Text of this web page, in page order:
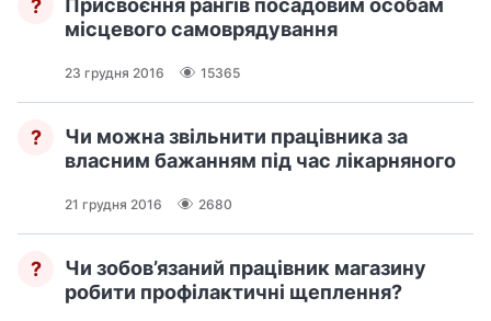
?
Присвоєння рангів посадовим особам
місцевого самоврядування
23 грудня 2016 15365
?
Чи можна звільнити працівника за
власним бажанням під час лікарняного
21 грудня 2016 2680
?
Чи зобов’язаний працівник магазину
робити профілактичні щеплення?